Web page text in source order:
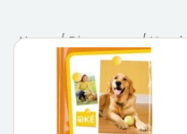
Home/Dierenvoer/